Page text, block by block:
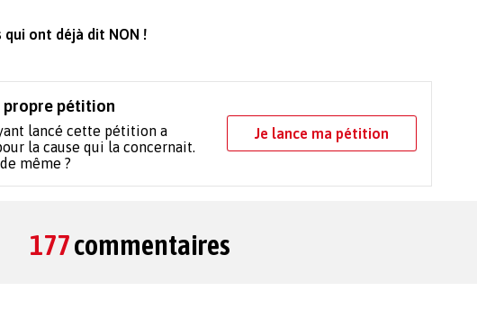
qui ont déjà dit NON !
propre pétition
lancé cette pétition a
la cause qui la concernait.
même ?
Je lance ma pétition
177commentaires